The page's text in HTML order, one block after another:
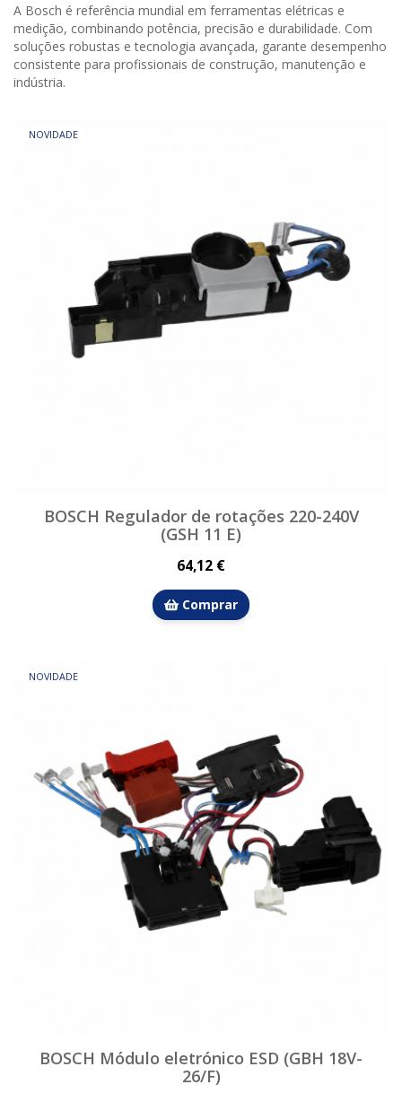
A Bosch é referência mundial em ferramentas elétricas e
medição, combinando potência, precisão e durabilidade. Com
soluções robustas e tecnologia avançada, garante desempenho
consistente para profissionais de construção, manutenção e
indústria.
NOVIDADE
BOSCH Regulador de rotações 220-240V
(GSH 11 E)
64,12 €
Comprar
NOVIDADE
BOSCH Módulo eletrónico ESD (GBH 18V-
26/F)